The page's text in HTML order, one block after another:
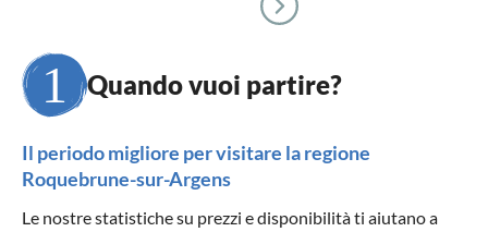
Quando vuoi partire?
Il periodo migliore per visitare la regione
Roquebrune-sur-Argens
Le nostre statistiche su prezzi e disponibilità ti aiutano a